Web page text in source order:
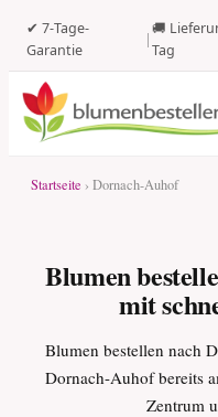
✔ 7-Tage-
Garantie
|
🚚
Tag
Startseite › Dornach-Auhof
Blumen
mit
Blumen bestellen nach
Dornach-Auhof bereits
Zentrum